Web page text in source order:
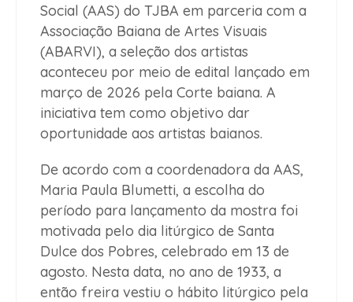
Social (AAS) do TJBA em parceria com a
Associação Baiana de Artes Visuais
(ABARVI), a seleção dos artistas
aconteceu por meio de edital lançado em
março de 2026 pela Corte baiana. A
iniciativa tem como objetivo dar
oportunidade aos artistas baianos.
De acordo com a coordenadora da AAS,
Maria Paula Blumetti, a escolha do
período para lançamento da mostra foi
motivada pelo dia litúrgico de Santa
Dulce dos Pobres, celebrado em 13 de
agosto. Nesta data, no ano de 1933, a
então freira vestiu o hábito litúrgico pela